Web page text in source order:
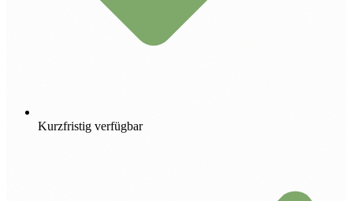
Kurzfristig verfügbar